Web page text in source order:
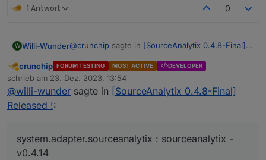
1 Antwort 0
W Willi-Wunder@crunchip sagte in [SourceAnalytix 0.4.8-Final]
iob list adapters
system.adapter.discovery               :
Abwesend
crunchip FORUM TESTING MOST ACTIVE DEVELOPER
schrieb am 23. Dez. 2023, 13:54
zuletzt editiert von
@willi-wunder sagte in [SourceAnalytix 0.4.8-Final]
Released !:
system.adapter.sourceanalytix : sourceanalytix -
v0.4.14